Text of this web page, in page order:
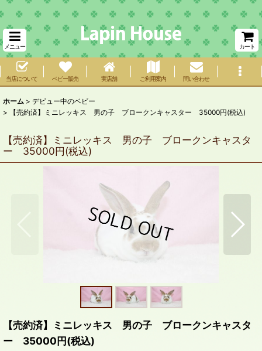
メニュー カート
当店について ベビー販売 実店舗 ご利用案内 問い合わせ
ホーム > デビュー中のベビー
>
【売約済】ミニレッキス 男の子 ブロークンキャスター 35000円(税込)
【売約済】ミニレッキス 男の子 ブロークンキャスタ
ー 35000円(税込)
【売約済】ミニレッキス 男の子 ブロークンキャスタ
ー 35000円(税込)